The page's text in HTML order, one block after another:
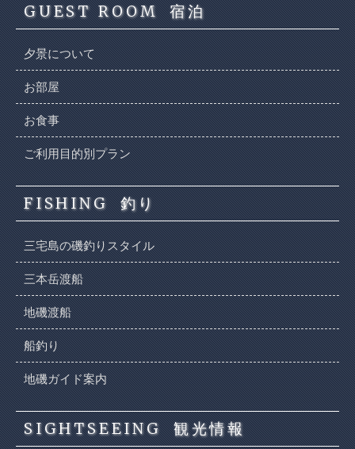
GUEST ROOM 宿泊
夕景について
お部屋
お食事
ご利用目的別プラン
FISHING 釣り
三宅島の磯釣りスタイル
三本岳渡船
地磯渡船
船釣り
地磯ガイド案内
SIGHTSEEING 観光情報